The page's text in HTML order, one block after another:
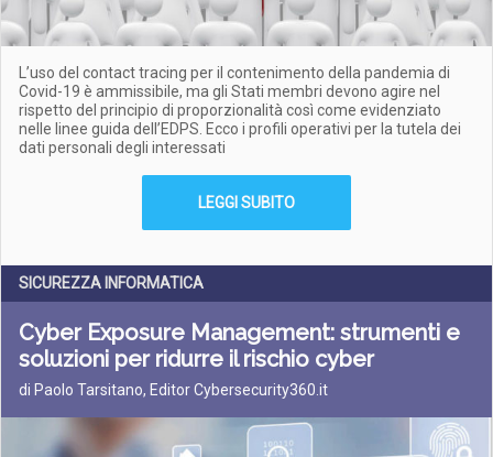
L’uso del contact tracing per il contenimento della pandemia di
Covid-19 è ammissibile, ma gli Stati membri devono agire nel
rispetto del principio di proporzionalità così come evidenziato
nelle linee guida dell’EDPS. Ecco i profili operativi per la tutela dei
dati personali degli interessati
LEGGI SUBITO
SICUREZZA INFORMATICA
Cyber Exposure Management: strumenti e
soluzioni per ridurre il rischio cyber
di Paolo Tarsitano, Editor Cybersecurity360.it